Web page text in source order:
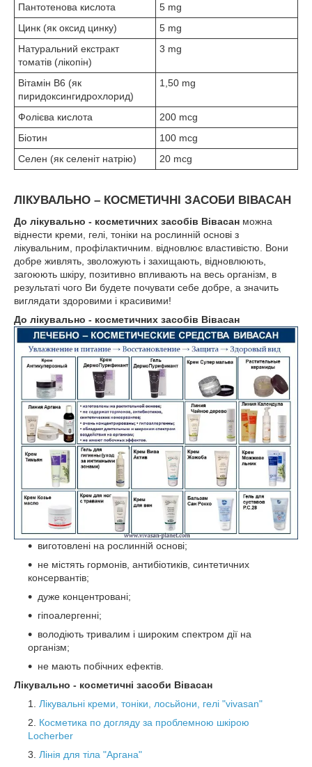
Пантотенова кислота
5 mg
Цинк (як оксид цинку)
5 mg
Натуральний екстракт
томатів (лікопін)
3 mg
Вітамін B6 (як
пиридоксингидрохлорид)
1,50 mg
Фолієва кислота
200 mcg
Біотин
100 mcg
Селен (як селеніт натрію)
20 mcg
ЛІКУВАЛЬНО – КОСМЕТИЧНІ ЗАСОБИ ВІВАСАН
До лікувально - косметичних засобів Вівасан можна
віднести креми, гелі, тоніки на рослинній основі з
лікувальним, профілактичним. відновлює властивістю. Вони
добре живлять, зволожують і захищають, відновлюють,
загоюють шкіру, позитивно впливають на весь організм, в
результаті чого Ви будете почувати себе добре, а значить
виглядати здоровими і красивими!
До лікувально - косметичних засобів Вівасан
виготовлені на рослинній основі;
не містять гормонів, антибіотиків, синтетичних
консервантів;
дуже концентровані;
гіпоалергенні;
володіють тривалим і широким спектром дії на
організм;
не мають побічних ефектів.
Лікувально - косметичні засоби Вівасан
Лікувальні креми, тоніки, лосьйони, гелі "vivasan"
Косметика по догляду за проблемною шкірою
Locherber
Лінія для тіла "Аргана"